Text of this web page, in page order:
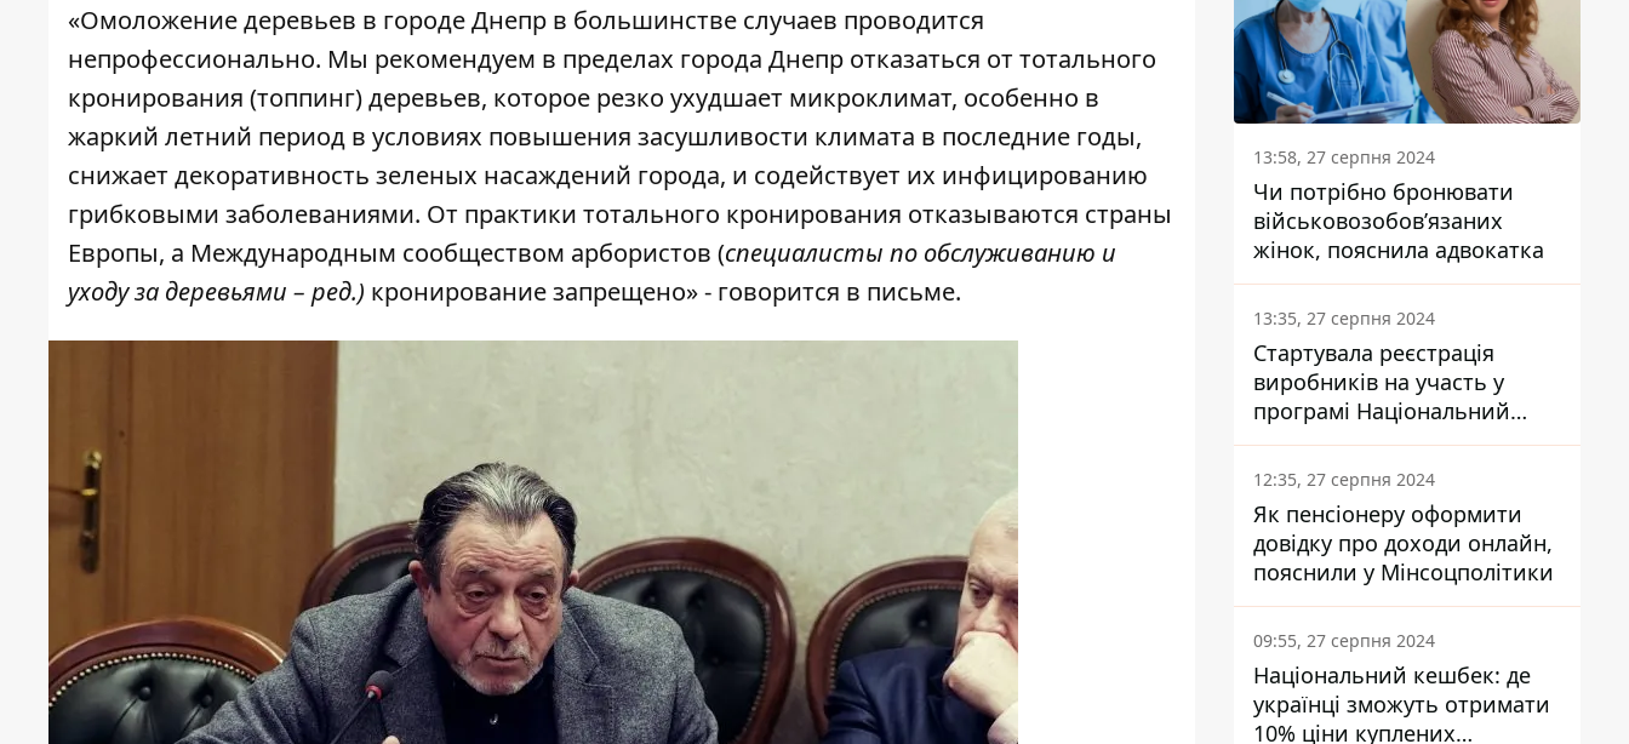
«Омоложение деревьев в городе Днепр в большинстве случаев проводится
непрофессионально. Мы рекомендуем в пределах города Днепр отказаться от тотального
кронирования (топпинг) деревьев, которое резко ухудшает микроклимат, особенно в
жаркий летний период в условиях повышения засушливости климата в последние годы,
снижает декоративность зеленых насаждений города, и содействует их инфицированию
грибковыми заболеваниями. От практики тотального кронирования отказываются страны
Европы, а Международным сообществом арбористов (специалисты по обслуживанию и
уходу за деревьями – ред.) кронирование запрещено» - говорится в письме.
13:58, 27 серпня 2024
Чи потрібно бронювати
військовозобов’язаних
жінок, пояснила адвокатка
13:35, 27 серпня 2024
Стартувала реєстрація
виробників на участь у
програмі Національний
кешбек: як це зробити
через портал Дія
12:35, 27 серпня 2024
Як пенсіонеру оформити
довідку про доходи онлайн,
пояснили у Мінсоцполітики
09:55, 27 серпня 2024
Національний кешбек: де
українці зможуть отримати
10% ціни куплених